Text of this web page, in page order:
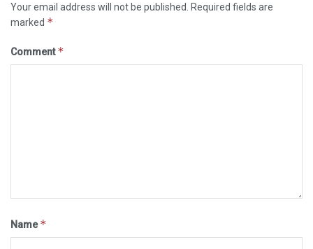
Your email address will not be published.
Required fields are
marked *
Comment*
Name*